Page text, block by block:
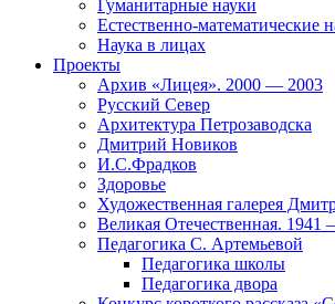
Гуманитарные науки
Естественно-математические
Наука в лицах
Проекты
Архив «Лицея». 2000 — 2003
Русский Север
Архитектура Петрозаводска
Дмитрий Новиков
И.С.Фрадков
Здоровье
Художественная галерея
Великая Отечественная. 1941
Педагогика С. Артемьевой
Педагогика школы
Педагогика двора